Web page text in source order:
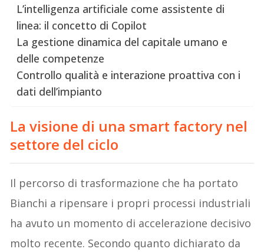
L’intelligenza artificiale come assistente di
linea: il concetto di Copilot
La gestione dinamica del capitale umano e
delle competenze
Controllo qualità e interazione proattiva con i
dati dell’impianto
La visione di una smart factory nel
settore del ciclo
Il percorso di trasformazione che ha portato
Bianchi a ripensare i propri processi industriali
ha avuto un momento di accelerazione decisivo
molto recente. Secondo quanto dichiarato da